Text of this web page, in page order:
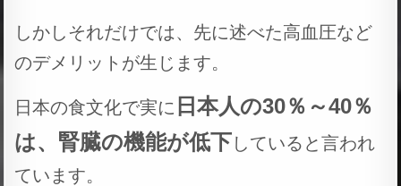
しかしそれだけでは、先に述べた高血圧など
のデメリットが生じます。
日本の食文化で実に 日本人の30％～40％
は、腎臓の機能が低下していると言われ
ています。